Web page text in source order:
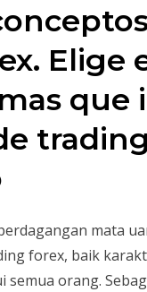
Elige
que
mata
forex, baik
orang.